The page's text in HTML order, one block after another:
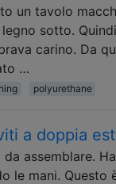
un tavolo
sotto.
carino. Da
…
polyurethane
a doppia
assemblare.
le mani.